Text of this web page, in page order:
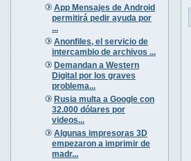
App Mensajes de Android
permitirá pedir ayuda por
...
Anonfiles, el servicio de
intercambio de archivos ...
Demandan a Western
Digital por los graves
problema...
Rusia multa a Google con
32.000 dólares por
videos...
Algunas impresoras 3D
empezaron a imprimir de
madr...